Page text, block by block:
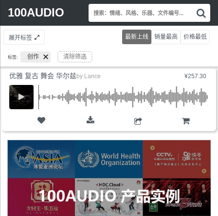
100AUDIO
Search
索
情
绪
乐
文
件
展开标签
标签: 创作 清除筛选
最新上线 销量最高 价格最低
¥257.30
优雅 复古 舞会 华尔兹by Lance